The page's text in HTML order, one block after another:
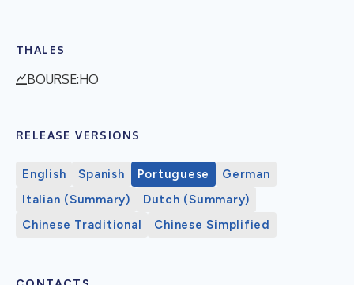
THALES
BOURSE:HO
RELEASE VERSIONS
English Spanish Portuguese
German
Italian (Summary)
Dutch (Summary)
Chinese Traditional
Chinese Simplified